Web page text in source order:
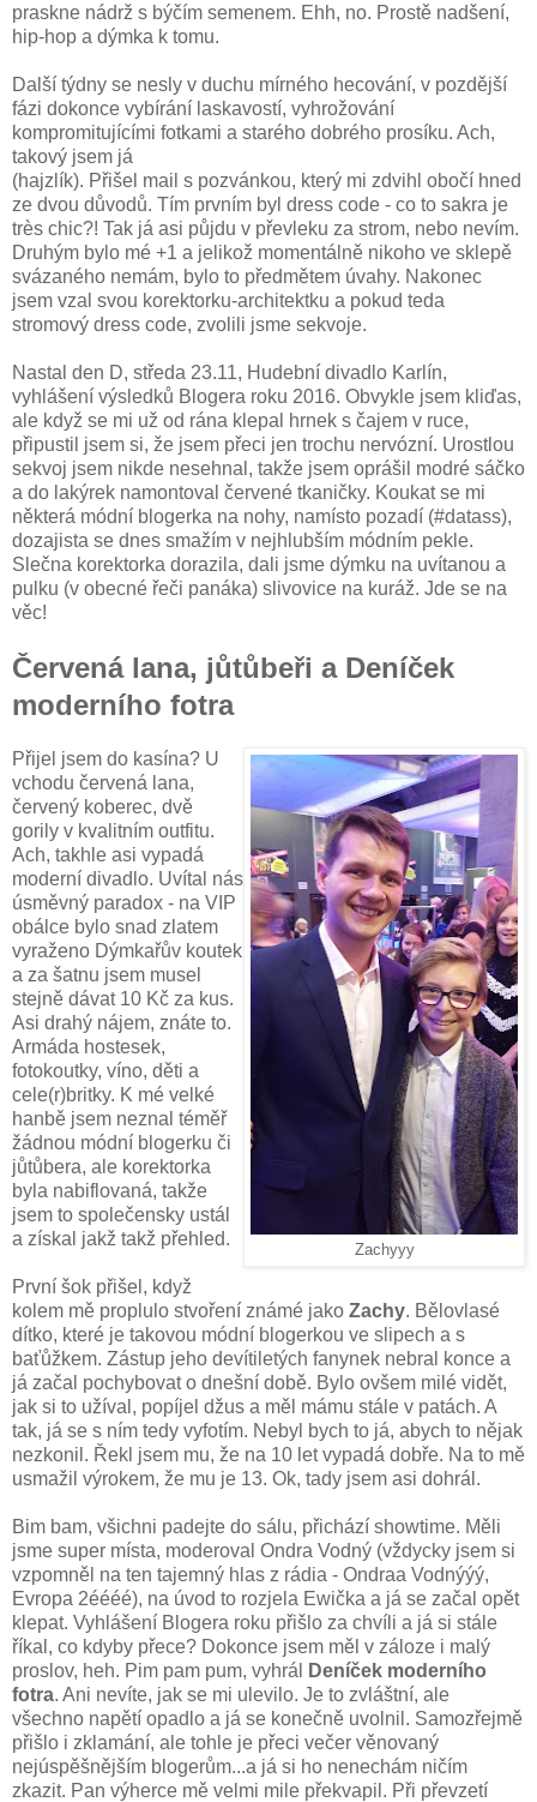
praskne nádrž s býčím semenem. Ehh, no. Prostě nadšení,
hip-hop a dýmka k tomu.
Další týdny se nesly v duchu mírného hecování, v pozdější
fázi dokonce vybírání laskavostí, vyhrožování
kompromitujícími fotkami a starého dobrého prosíku. Ach,
takový jsem já
(hajzlík). Přišel mail s pozvánkou, který mi zdvihl obočí hned
ze dvou důvodů. Tím prvním byl dress code - co to sakra je
très chic?! Tak já asi půjdu v převleku za strom, nebo nevím.
Druhým bylo mé +1 a jelikož momentálně nikoho ve sklepě
svázaného nemám, bylo to předmětem úvahy. Nakonec
jsem vzal svou korektorku-architektku a pokud teda
stromový dress code, zvolili jsme sekvoje.
Nastal den D, středa 23.11, Hudební divadlo Karlín,
vyhlášení výsledků Blogera roku 2016. Obvykle jsem kliďas,
ale když se mi už od rána klepal hrnek s čajem v ruce,
připustil jsem si, že jsem přeci jen trochu nervózní. Urostlou
sekvoj jsem nikde nesehnal, takže jsem oprášil modré sáčko
a do lakýrek namontoval červené tkaničky. Koukat se mi
některá módní blogerka na nohy, namísto pozadí (#datass),
dozajista se dnes smažím v nejhlubším módním pekle.
Slečna korektorka dorazila, dali jsme dýmku na uvítanou a
pulku (v obecné řeči panáka) slivovice na kuráž. Jde se na
věc!
Červená lana, jůtůbeři a Deníček
moderního fotra
Zachyyy
Přijel jsem do kasína? U
vchodu červená lana,
červený koberec, dvě
gorily v kvalitním outfitu.
Ach, takhle asi vypadá
moderní divadlo. Uvítal nás
úsměvný paradox - na VIP
obálce bylo snad zlatem
vyraženo Dýmkařův koutek
a za šatnu jsem musel
stejně dávat 10 Kč za kus.
Asi drahý nájem, znáte to.
Armáda hostesek,
fotokoutky, víno, děti a
cele(r)britky. K mé velké
hanbě jsem neznal téměř
žádnou módní blogerku či
jůtůbera, ale korektorka
byla nabiflovaná, takže
jsem to společensky ustál
a získal jakž takž přehled.
První šok přišel, když
kolem mě proplulo stvoření známé jako Zachy. Bělovlasé
dítko, které je takovou módní blogerkou ve slipech a s
baťůžkem. Zástup jeho devítiletých fanynek nebral konce a
já začal pochybovat o dnešní době. Bylo ovšem milé vidět,
jak si to užíval, popíjel džus a měl mámu stále v patách. A
tak, já se s ním tedy vyfotím. Nebyl bych to já, abych to nějak
nezkonil. Řekl jsem mu, že na 10 let vypadá dobře. Na to mě
usmažil výrokem, že mu je 13. Ok, tady jsem asi dohrál.
Bim bam, všichni padejte do sálu, přichází showtime. Měli
jsme super místa, moderoval Ondra Vodný (vždycky jsem si
vzpomněl na ten tajemný hlas z rádia - Ondraa Vodnýýý,
Evropa 2éééé), na úvod to rozjela Ewička a já se začal opět
klepat. Vyhlášení Blogera roku přišlo za chvíli a já si stále
říkal, co kdyby přece? Dokonce jsem měl v záloze i malý
proslov, heh. Pim pam pum, vyhrál
Deníček moderního
fotra. Ani nevíte, jak se mi ulevilo. Je to zvláštní, ale
všechno napětí opadlo a já se konečně uvolnil. Samozřejmě
přišlo i zklamání, ale tohle je přeci večer věnovaný
nejúspěšnějším blogerům...a já si ho nenechám ničím
zkazit. Pan výherce mě velmi mile překvapil. Při převzetí